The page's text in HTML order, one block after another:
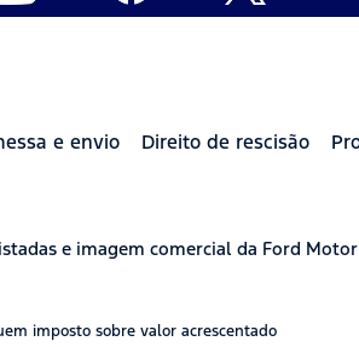
e envio Direito de rescisão
e imagem comercial da Ford
imposto sobre valor acrescentado